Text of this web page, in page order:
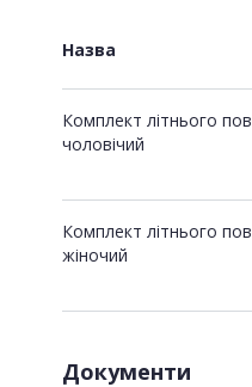
Назва
Комплект літнього
чоловічий
Комплект літнього
жіночий
Документи